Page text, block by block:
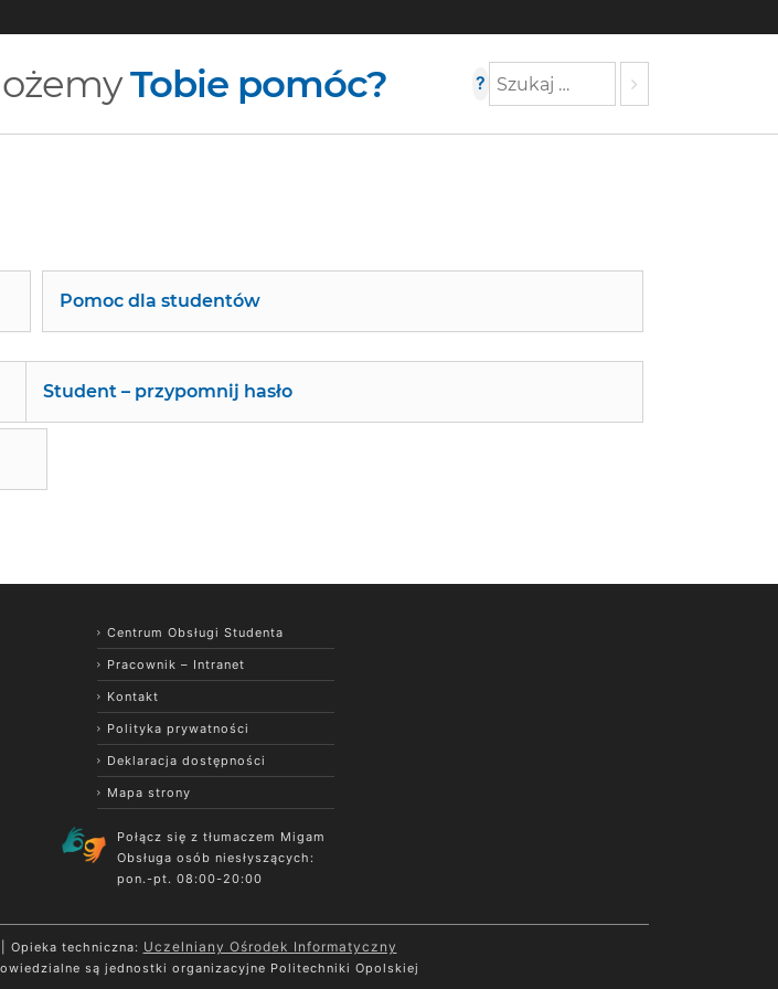
Tobie pomóc?
?
Szukaj
Pomoc dla studentów
Student – przypomnij hasło
Centrum Obsługi Studenta
Pracownik – Intranet
Kontakt
Polityka prywatności
Deklaracja dostępności
Mapa strony
Połącz się z tłumaczem Migam
Obsługa osób niesłyszących:
pon.-pt. 08:00-20:00
| Opieka techniczna: Uczelniany Ośrodek Informatyczny
są jednostki organizacyjne Politechniki Opolskiej